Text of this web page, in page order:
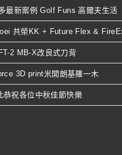
最新案例 Golf Funs 高爾夫生活
共榮KK + Future Flex &
2 MB-X改良式刀背
3D print米開朗基羅一木
恭祝各位中秋佳節快樂